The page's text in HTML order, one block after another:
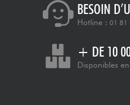
BESOIN
Hotline : 01 81
+ DE 10
Disponibles